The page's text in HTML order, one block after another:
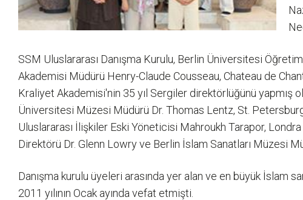
SSM Uluslararası Danışma Kurulu, Berlin Üniversitesi
Akademisi Müdürü Henry-Claude Cousseau, Chateau de
Kraliyet Akademisi'nin 35 yıl Sergiler direktörlüğünü yapmış
Üniversitesi Müzesi Müdürü Dr. Thomas Lentz, St.
Uluslararası İlişkiler Eski Yöneticisi Mahroukh Tarapor,
Direktörü Dr. Glenn Lowry ve Berlin İslam Sanatları Müzesi
Danışma kurulu üyeleri arasında yer alan ve en büyük
2011 yılının Ocak ayında vefat etmişti.